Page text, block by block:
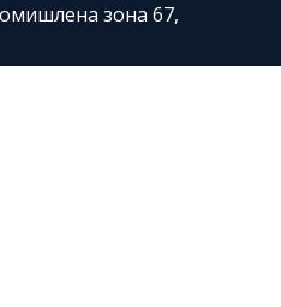
зона 67,